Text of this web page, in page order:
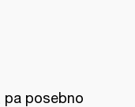
pa posebno